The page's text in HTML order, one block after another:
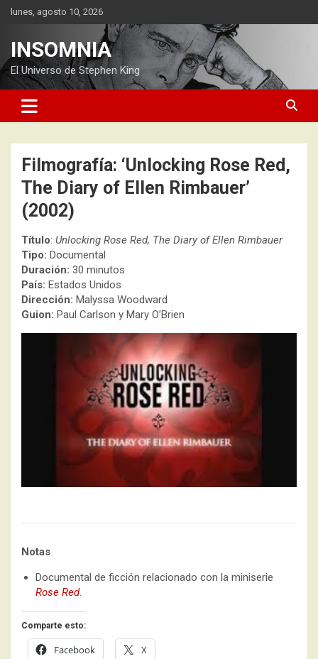
Saltarlunes, agosto 10, 2026
INSOMNIA
El Universo de Stephen King
Filmografía: ‘Unlocking Rose Red,
The Diary of Ellen Rimbauer’
(2002)
Título: Unlocking Rose Red, The Diary of Ellen Rimbauer
Tipo: Documental
Duración: 30 minutos
País: Estados Unidos
Dirección: Malyssa Woodward
Guion: Paul Carlson y Mary O’Brien
Notas
Documental de ficción relacionado con la miniserie
Rose Red.
Comparte esto:
Facebook X